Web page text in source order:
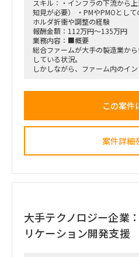
スキル：・インフラの下流から
知見が必要） ・PMやPMOとし
ホルダ折衝や調整の経験
報酬金額：112万円～135万円
業務内容：■概要
総合ファームが大手の製造業か
している状況。
しかしながら、ファーム内のイ
リソースがかなりひっ迫してい
にアサインしていく予定。
ASAP（12月開始でも検討可）
■稼働率：
80～100％
この案件
案件詳細
大手テクノロジー企業
リケーション開発支援